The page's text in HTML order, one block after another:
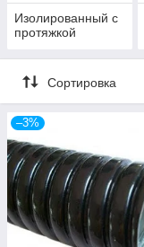
Изолированный с
протяжкой
Сортировка
–3%